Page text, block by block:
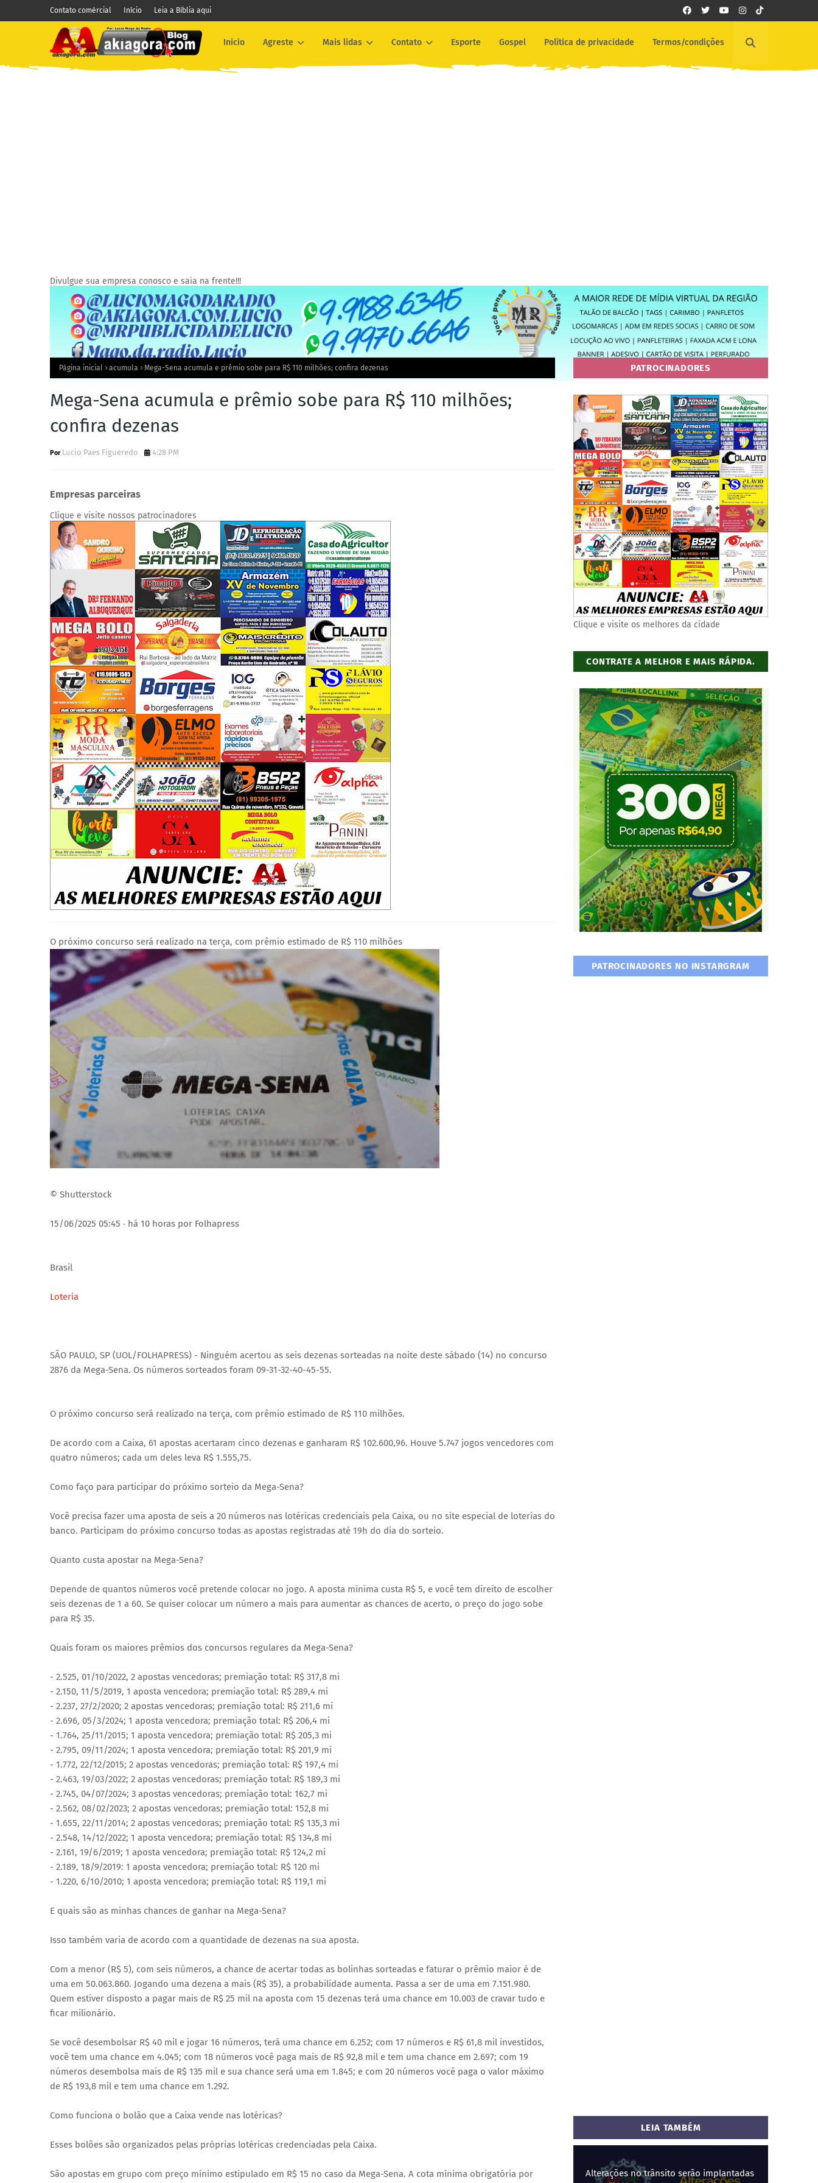
Contato comércial Início Leia a Bíblia aqui
Inicio Agreste Mais lidas Contato Esporte Gospel Política de privacidade Termos/condições
Divulgue sua empresa conosco e saia na frente!!!
Página inicial acumula Mega-Sena acumula e prêmio sobe para R$ 110 milhões; confira dezenas
Mega-Sena acumula e prêmio sobe para R$ 110 milhões;
confira dezenas
Lucio Paes Figueredo 4:28 PM
Empresas parceiras
Clique e visite nossos patrocinadores
O próximo concurso será realizado na terça, com prêmio estimado de R$ 110 milhões
© Shutterstock
15/06/2025 05:45 ‧ há 10 horas por Folhapress
Brasil
Loteria
SÃO PAULO, SP (UOL/FOLHAPRESS) - Ninguém acertou as seis dezenas sorteadas na noite deste sábado (14) no concurso
2876 da Mega-Sena. Os números sorteados foram 09-31-32-40-45-55.
O próximo concurso será realizado na terça, com prêmio estimado de R$ 110 milhões.
De acordo com a Caixa, 61 apostas acertaram cinco dezenas e ganharam R$ 102.600,96. Houve 5.747 jogos vencedores com
quatro números; cada um deles leva R$ 1.555,75.
Como faço para participar do próximo sorteio da Mega-Sena?
Você precisa fazer uma aposta de seis a 20 números nas lotéricas credenciais pela Caixa, ou no site especial de loterias do
banco. Participam do próximo concurso todas as apostas registradas até 19h do dia do sorteio.
Quanto custa apostar na Mega-Sena?
Depende de quantos números você pretende colocar no jogo. A aposta mínima custa R$ 5, e você tem direito de escolher
seis dezenas de 1 a 60. Se quiser colocar um número a mais para aumentar as chances de acerto, o preço do jogo sobe
para R$ 35.
Quais foram os maiores prêmios dos concursos regulares da Mega-Sena?
- 2.525, 01/10/2022, 2 apostas vencedoras; premiação total: R$ 317,8 mi
- 2.150, 11/5/2019, 1 aposta vencedora; premiação total: R$ 289,4 mi
- 2.237, 27/2/2020; 2 apostas vencedoras; premiação total: R$ 211,6 mi
- 2.696, 05/3/2024; 1 aposta vencedora; premiação total: R$ 206,4 mi
- 1.764, 25/11/2015; 1 aposta vencedora; premiação total: R$ 205,3 mi
- 2.795, 09/11/2024; 1 aposta vencedora; premiação total: R$ 201,9 mi
- 1.772, 22/12/2015; 2 apostas vencedoras; premiação total: R$ 197,4 mi
- 2.463, 19/03/2022; 2 apostas vencedoras; premiação total: R$ 189,3 mi
- 2.745, 04/07/2024; 3 apostas vencedoras; premiação total: 162,7 mi
- 2.562, 08/02/2023; 2 apostas vencedoras; premiação total: 152,8 mi
- 1.655, 22/11/2014; 2 apostas vencedoras; premiação total: R$ 135,3 mi
- 2.548, 14/12/2022; 1 aposta vencedora; premiação total: R$ 134,8 mi
- 2.161, 19/6/2019; 1 aposta vencedora; premiação total: R$ 124,2 mi
- 2.189, 18/9/2019: 1 aposta vencedora; premiação total: R$ 120 mi
- 1.220, 6/10/2010; 1 aposta vencedora; premiação total: R$ 119,1 mi
E quais são as minhas chances de ganhar na Mega-Sena?
Isso também varia de acordo com a quantidade de dezenas na sua aposta.
Com a menor (R$ 5), com seis números, a chance de acertar todas as bolinhas sorteadas e faturar o prêmio maior é de
uma em 50.063.860. Jogando uma dezena a mais (R$ 35), a probabilidade aumenta. Passa a ser de uma em 7.151.980.
Quem estiver disposto a pagar mais de R$ 25 mil na aposta com 15 dezenas terá uma chance em 10.003 de cravar tudo e
ficar milionário.
Se você desembolsar R$ 40 mil e jogar 16 números, terá uma chance em 6.252; com 17 números e R$ 61,8 mil investidos,
você tem uma chance em 4.045; com 18 números você paga mais de R$ 92,8 mil e tem uma chance em 2.697; com 19
números desembolsa mais de R$ 135 mil e sua chance será uma em 1.845; e com 20 números você paga o valor máximo
de R$ 193,8 mil e tem uma chance em 1.292.
Como funciona o bolão que a Caixa vende nas lotéricas?
Esses bolões são organizados pelas próprias lotéricas credenciadas pela Caixa.
São apostas em grupo com preço mínimo estipulado em R$ 15 no caso da Mega-Sena. A cota mínima obrigatória por
PATROCINADORES
Clique e visite os melhores da cidade
CONTRATE A MELHOR E MAIS RÁPIDA.
PATROCINADORES NO INSTARGRAM
LEIA TAMBÉM
Alterações no trânsito serão implantadas